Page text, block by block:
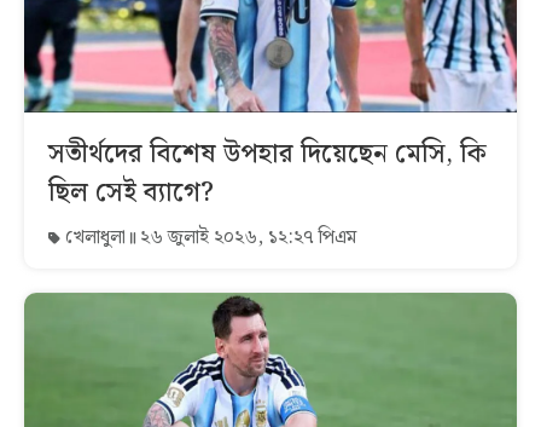
সতীর্থদের বিশেষ উপহার দিয়েছেন মেসি, কি
ছিল সেই ব্যাগে?
খেলাধুলা ২৬ জুলাই ২০২৬, ১২:২৭ পিএম